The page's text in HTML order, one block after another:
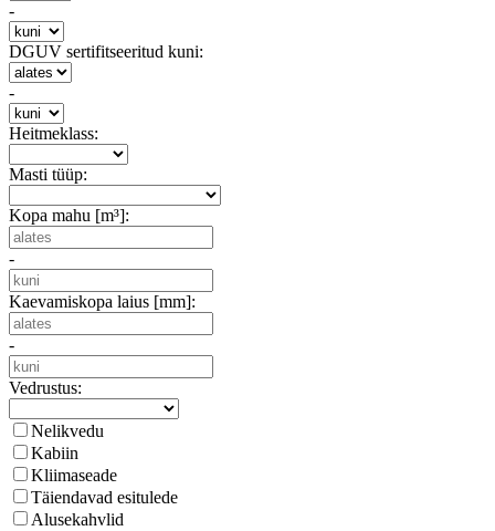
-
DGUV sertifitseeritud kuni:
-
Heitmeklass:
Masti tüüp:
Kopa mahu [m³]:
-
Kaevamiskopa laius [mm]:
-
Vedrustus:
Nelikvedu
Kabiin
Kliimaseade
Täiendavad esitulede
Alusekahvlid